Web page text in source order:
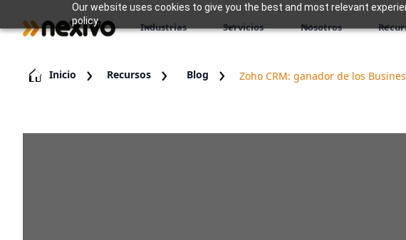
Our website uses cookies to give you the best and most relevant
policy.
Industrias Servicios Nosotros
Inicio Recursos Blog Zoho CRM: ganador de los